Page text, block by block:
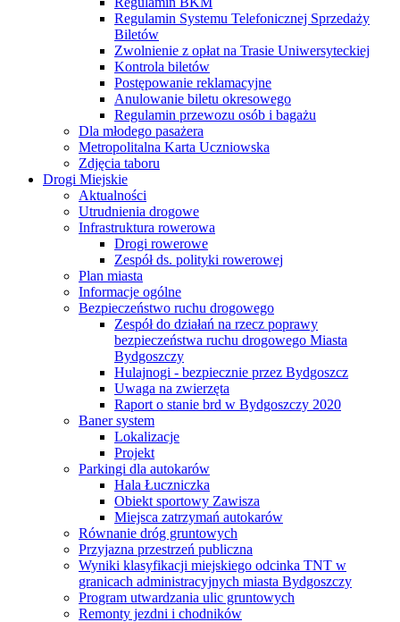
Regulamin Systemu Telefonicznej Sprzedaży
Biletów
Zwolnienie z opłat na Trasie Uniwersyteckiej
Kontrola biletów
Postępowanie reklamacyjne
Anulowanie biletu okresowego
Regulamin przewozu osób i bagażu
Dla młodego pasażera
Metropolitalna Karta Uczniowska
Zdjęcia taboru
Drogi Miejskie
Aktualności
Utrudnienia drogowe
Infrastruktura rowerowa
Drogi rowerowe
Zespół ds. polityki rowerowej
Plan miasta
Informacje ogólne
Bezpieczeństwo ruchu drogowego
Zespół do działań na rzecz poprawy
bezpieczeństwa ruchu drogowego Miasta
Bydgoszczy
Hulajnogi - bezpiecznie przez Bydgoszcz
Uwaga na zwierzęta
Raport o stanie brd w Bydgoszczy 2020
Baner system
Lokalizacje
Projekt
Parkingi dla autokarów
Hala Łuczniczka
Obiekt sportowy Zawisza
Miejsca zatrzymań autokarów
Równanie dróg gruntowych
Przyjazna przestrzeń publiczna
Wyniki klasyfikacji miejskiego odcinka TNT w
granicach administracyjnych miasta Bydgoszczy
Program utwardzania ulic gruntowych
Remonty jezdni i chodników